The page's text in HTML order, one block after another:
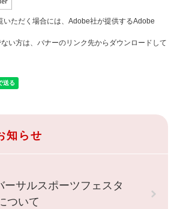
いただく場合には、Adobe社が提供するAdobe
い方は、バナーのリンク先からダウンロードして
知らせ
ーサルスポーツフェスタ
ついて